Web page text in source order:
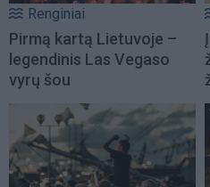
Renginiai
Pirmą kartą Lietuvoje –
legendinis Las Vegaso
vyrų šou